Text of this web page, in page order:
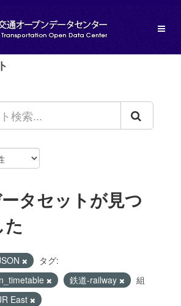
タセットが見つ
タグ:
鉄道-railway
組
East